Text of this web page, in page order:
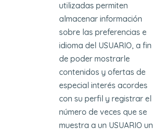
utilizadas permiten
almacenar información
sobre las preferencias e
idioma del USUARIO, a fin
de poder mostrarle
contenidos y ofertas de
especial interés acordes
con su perfil y registrar el
número de veces que se
muestra a un USUARIO un